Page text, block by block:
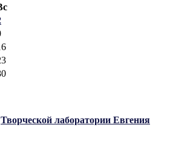
Творческой лаборатории Евгения